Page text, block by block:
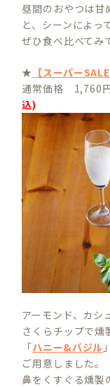
昼間のおやつは甘
と、シーンによっ
ぜひ食べ比べてみ
★ 【スーパー
通常価格
込)
アーモンド、カシ
さくらチップで燻
「ハニー&バジル
ご用意しました。
鼻をくすぐる燻製